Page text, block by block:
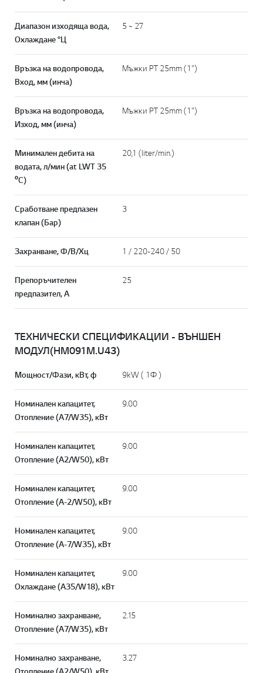
Диапазон изходяща вода,
Охлаждане °Ц
5 ~ 27
Връзка на водопровода,
Вход, мм (инча)
Мъжки PT 25mm (1")
Връзка на водопровода,
Изход, мм (инча)
Мъжки PT 25mm (1")
Минимален дебита на
водата, л/мин (at LWT 35
ºC)
20,1 (liter/min.)
Сработване предпазен
клапан (Бар)
3
Захранване, Ф/В/Хц 1 / 220-240 / 50
Препоръчителен
предпазител, А
25
ТЕХНИЧЕСКИ СПЕЦИФИКАЦИИ - ВЪНШЕН
МОДУЛ(HM091M.U43)
Мощност/Фази, кВт, ф 9kW ( 1Ф )
Номинален капацитет,
Отопление (A7/W35), кВт
9.00
Номинален капацитет,
Отопление (A2/W50), кВт
9.00
Номинален капацитет,
Отопление (A-2/W50), кВт
9.00
Номинален капацитет,
Отопление (A-7/W35), кВт
9.00
Номинален капацитет,
Охлаждане (A35/W18), кВт
9.00
Номинално захранване,
Отопление (A7/W35), кВт
2.15
Номинално захранване,
3.27